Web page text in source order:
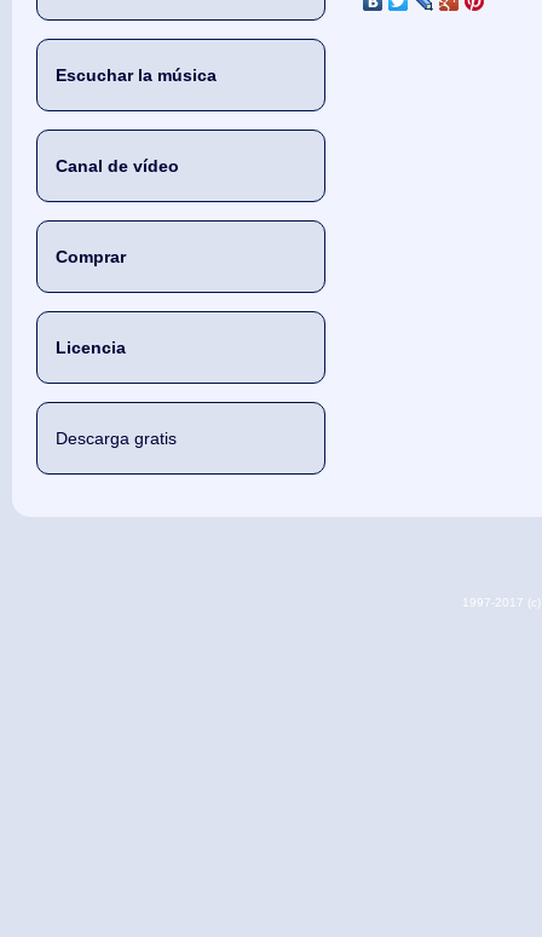
Escuchar la música
Canal de vídeo
Comprar
Licencia
Descarga gratis
1997-2017